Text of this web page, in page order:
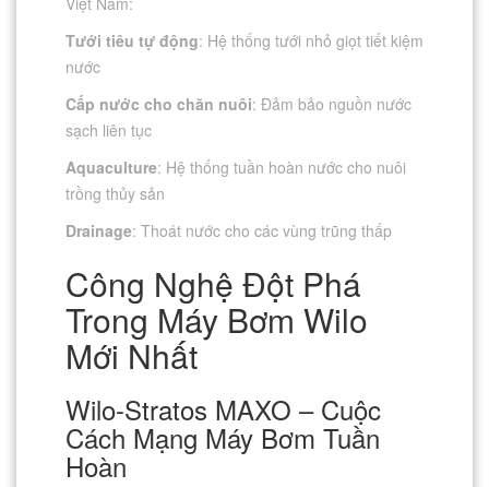
Tưới tiêu tự động: Hệ thống tưới nhỏ giọt tiết kiệm
nước
Cấp nước cho chăn nuôi: Đảm bảo nguồn nước
sạch liên tục
Aquaculture: Hệ thống tuần hoàn nước cho nuôi
trồng thủy sản
Drainage: Thoát nước cho các vùng trũng thấp
Công Nghệ Đột Phá
Trong Máy Bơm Wilo
Mới Nhất
Wilo-Stratos MAXO – Cuộc
Cách Mạng Máy Bơm Tuần
Hoàn